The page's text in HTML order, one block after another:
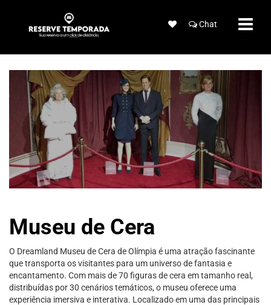
Chat
Museu de Cera
​O Dreamland Museu de Cera de Olímpia é uma atração fascinante
que transporta os visitantes para um universo de fantasia e
encantamento. Com mais de 70 figuras de cera em tamanho real,
distribuídas por 30 cenários temáticos, o museu oferece uma
experiência imersiva e interativa. Localizado em uma das principais